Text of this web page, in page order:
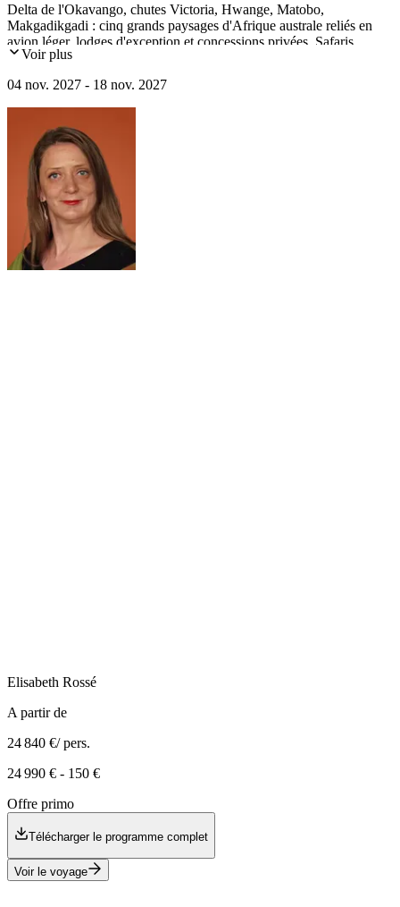
Delta de l'Okavango, chutes Victoria, Hwange, Matobo,
Makgadikgadi : cinq grands paysages d'Afrique australe reliés en
avion léger, lodges d'exception et concessions privées. Safaris
confidentiels, train d'époque, croisière sur le Zambèze, peintures
maximum.
Voir plus
04 nov. 2027 - 18 nov. 2027
Elisabeth Rossé
A partir de
24 840 €/ pers.
24 990 € - 150 €
Offre primo
Télécharger le programme complet
Voir le voyage